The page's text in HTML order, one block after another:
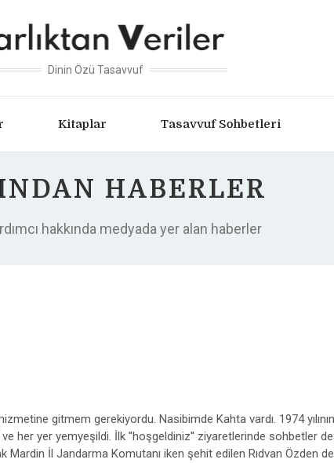
Dinin Özü Tasavvuf
Kitaplar Tasavvuf Sohbetleri
HABERLER
hakkında medyada yer alan haberler
gitmem gerekiyordu. Nasibimde Kahta vardı. 1974 yılının
her yer yemyeşildi. İlk ''hoşgeldiniz'' ziyaretlerinde sohbetler
İl Jandarma Komutanı iken şehit edilen Rıdvan Özden